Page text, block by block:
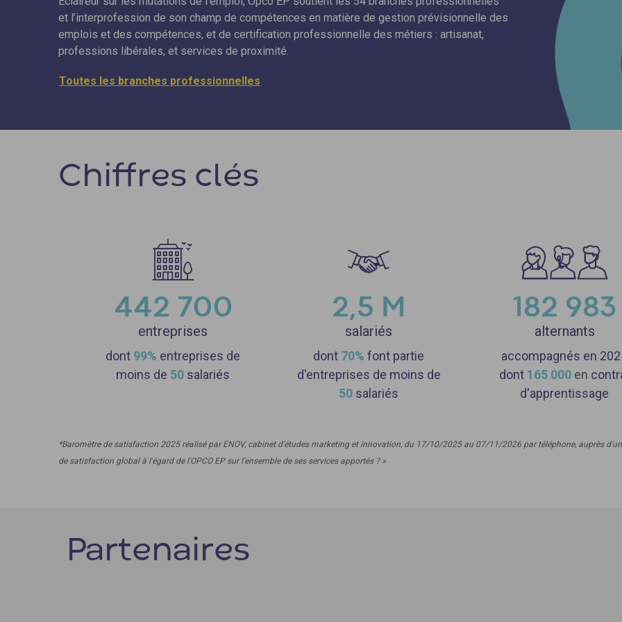
et l’interprofession de son champ de compétences en matière de gestion prévisionnelle des
emplois et des compétences, et de certification professionnelle des métiers : artisanat,
professions libérales, et services de proximité.
Toutes les branches professionnelles
Chiffres clés
442 700
entreprises
dont 99% entreprises de
moins de 50 salariés
2,5 M
salariés
dont 70% font partie
d'entreprises de moins de
50 salariés
182 983
alternants
accompagnés en
dont 165 000 en
d'apprentissage
*Baromètre de satisfaction 2025 réalisé par ENOV, cabinet d’études marketing et innovation, du 17/10/2025 au 07/11/2026 par téléphone, auprès
de satisfaction global à l'égard de l'OPCO EP sur l'ensemble de ses services apportés ? »
Partenaires